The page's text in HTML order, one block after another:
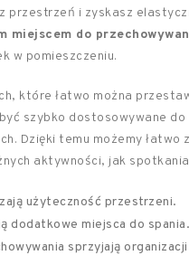
przestrzeń i zyskasz
miejscem do
w pomieszczeniu.
które łatwo można
szybko dostosowywane
Dzięki temu możemy
aktywności, jak
użyteczność przestrzeni.
dodatkowe miejsca do spania.
sprzyjają